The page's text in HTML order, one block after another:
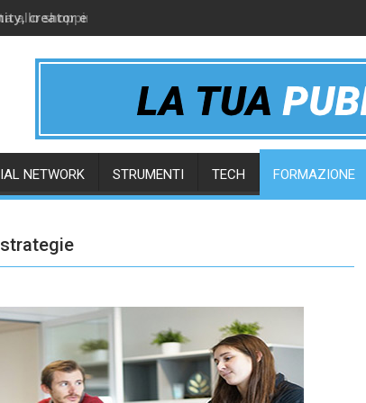
creator e gruppi online
NETWORK STRUMENTI TECH FORMAZIONE